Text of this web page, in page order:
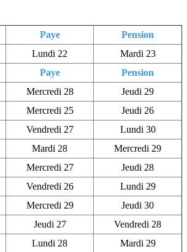
Paye
Pension
Lundi 22
Mardi 23
Paye
Pension
Mercredi 28
Jeudi 29
Mercredi 25
Jeudi 26
Vendredi 27
Lundi 30
Mardi 28
Mercredi 29
Mercredi 27
Jeudi 28
Vendredi 26
Lundi 29
Mercredi 29
Jeudi 30
Jeudi 27
Vendredi 28
Lundi 28
Mardi 29